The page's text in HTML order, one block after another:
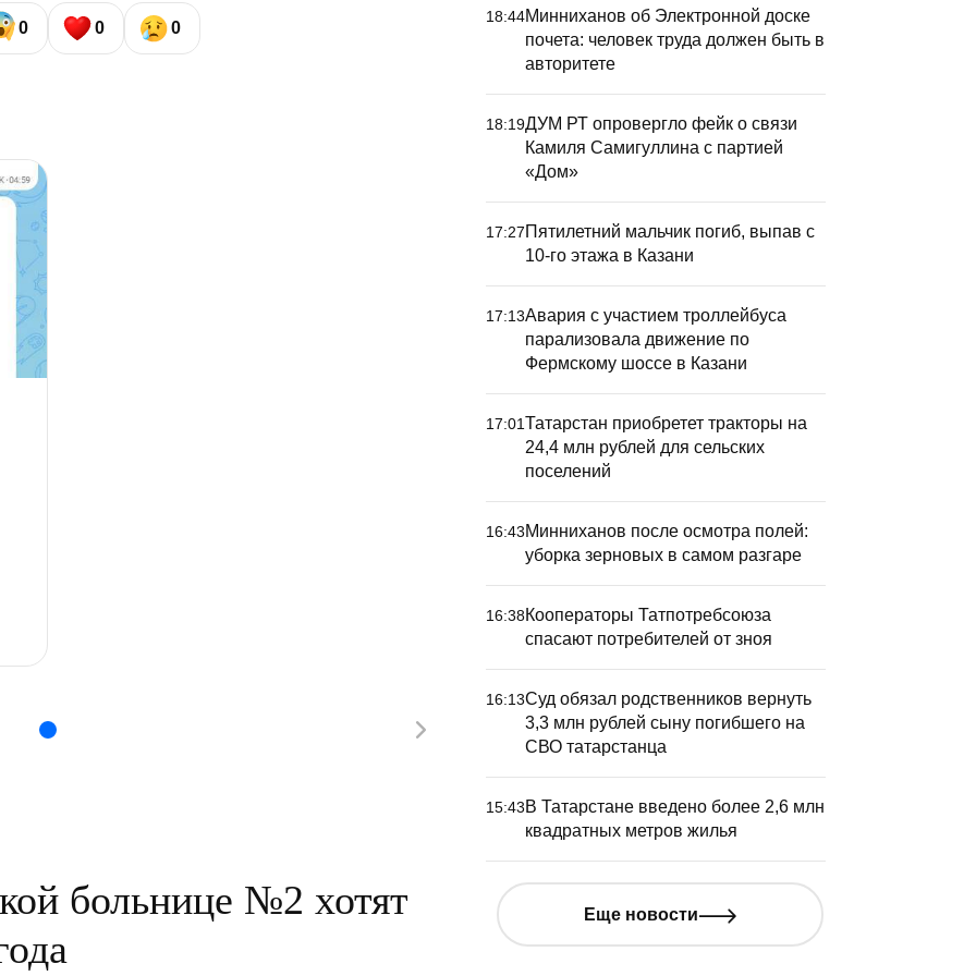
0 0 0
больнице №2 хотят
18:44Минниханов об Электронной доске
почета: человек труда должен быть в
авторитете
18:19ДУМ РТ опровергло фейк о связи
Камиля Самигуллина с партией
«Дом»
17:27Пятилетний мальчик погиб, выпав с
10-го этажа в Казани
17:13Авария с участием троллейбуса
парализовала движение по
Фермскому шоссе в Казани
17:01Татарстан приобретет тракторы на
24,4 млн рублей для сельских
поселений
16:43Минниханов после осмотра полей:
уборка зерновых в самом разгаре
16:38Кооператоры Татпотребсоюза
спасают потребителей от зноя
16:13Суд обязал родственников вернуть
3,3 млн рублей сыну погибшего на
СВО татарстанца
15:43В Татарстане введено более 2,6 млн
квадратных метров жилья
Еще новости